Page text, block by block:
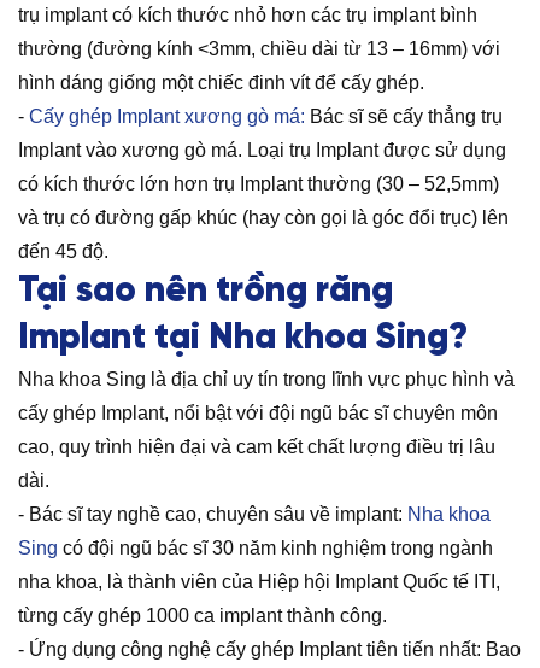
trụ implant có kích thước nhỏ hơn các trụ implant bình
thường (đường kính <3mm, chiều dài từ 13 – 16mm) với
hình dáng giống một chiếc đinh vít để cấy ghép.
- Cấy ghép Implant xương gò má: Bác sĩ sẽ cấy thẳng trụ
Implant vào xương gò má. Loại trụ Implant được sử dụng
có kích thước lớn hơn trụ Implant thường (30 – 52,5mm)
và trụ có đường gấp khúc (hay còn gọi là góc đổi trục) lên
đến 45 độ.
Tại sao nên trồng răng
Implant tại Nha khoa Sing?
Nha khoa Sing là địa chỉ uy tín trong lĩnh vực phục hình và
cấy ghép Implant, nổi bật với đội ngũ bác sĩ chuyên môn
cao, quy trình hiện đại và cam kết chất lượng điều trị lâu
dài.
- Bác sĩ tay nghề cao, chuyên sâu về implant: Nha khoa
Sing có đội ngũ bác sĩ 30 năm kinh nghiệm trong ngành
nha khoa, là thành viên của Hiệp hội Implant Quốc tế ITI,
từng cấy ghép 1000 ca implant thành công.
- Ứng dụng công nghệ cấy ghép Implant tiên tiến nhất: Bao